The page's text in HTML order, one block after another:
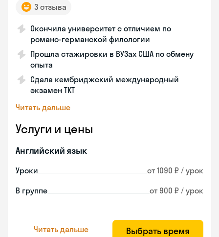
3 отзыва
Окончила университет с отличием по
романо-германской филологии
Прошла стажировки в ВУЗах США по обмену
опыта
Сдала кембриджский международный
экзамен TKT
Читать дальше
Услуги и цены
Английский язык
Уроки от 1090 ₽ / урок
В группе от 900 ₽ / урок
Читать дальше Выбрать время